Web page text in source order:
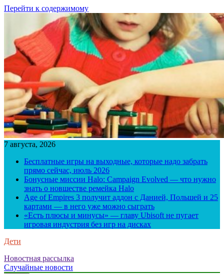
Перейти к содержимому
7 августа, 2026
Бесплатные игры на выходные, которые надо забрать
прямо сейчас, июль 2026
Бонусные миссии Halo: Campaign Evolved — что нужно
знать о новшестве ремейка Halo
Age of Empires 3 получит аддон с Данией, Польшей и 25
картами — в него уже можно сыграть
«Есть плюсы и минусы» — главу Ubisoft не пугает
игровая индустрия без игр на дисках
Дети
Новостная рассылка
Случайные новости